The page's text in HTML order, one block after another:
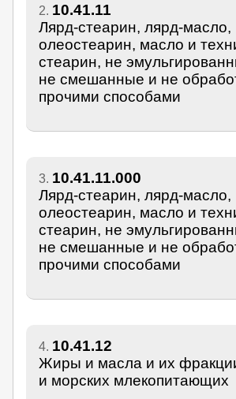
2. 10.41.11
Лярд-стеарин, лярд-масло,
олеостеарин, масло и
стеарин, не
не смешанные и не
прочими способами
3. 10.41.11.000
Лярд-стеарин, лярд-масло,
олеостеарин, масло и
стеарин, не
не смешанные и не
прочими способами
4. 10.41.12
Жиры и масла и их
и морских млекопитающих